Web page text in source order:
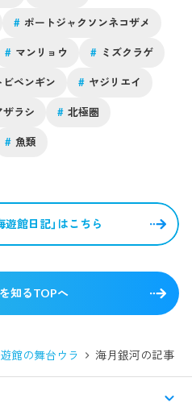
# ポートジャクソンネコザメ
# マンリョウ # ミズクラゲ
ビペンギン # ヤジリエイ
ザラシ # 北極圏
# 魚類
遊館日記」はこちら
知るTOPへ
館の舞台ウラ 海月銀河の記事